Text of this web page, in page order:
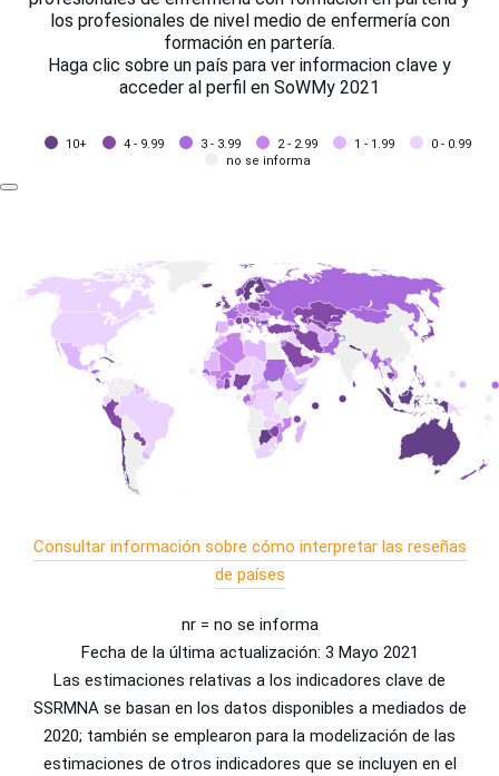
los profesionales de nivel medio de enfermería con
formación en partería.
Haga clic sobre un país para ver informacion clave y
acceder al perfil en SoWMy 2021
10+ 4 - 9.99 3 - 3.99 2 - 2.99 1 - 1.99
0 - 0.99
no se informa
Consultar información sobre cómo interpretar las reseñas
de países
nr = no se informa
Fecha de la última actualización: 3 Mayo 2021
Las estimaciones relativas a los indicadores clave de
SSRMNA se basan en los datos disponibles a mediados de
2020; también se emplearon para la modelización de las
estimaciones de otros indicadores que se incluyen en el